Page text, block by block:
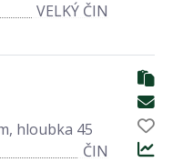
VELKÝ ČIN
hloubka 45
ČIN